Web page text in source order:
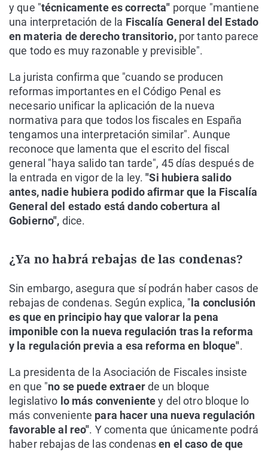
y que "técnicamente es correcta" porque "mantiene
una interpretación de la Fiscalía General del Estado
en materia de derecho transitorio, por tanto parece
que todo es muy razonable y previsible".
La jurista confirma que "cuando se producen
reformas importantes en el Código Penal es
necesario unificar la aplicación de la nueva
normativa para que todos los fiscales en España
tengamos una interpretación similar". Aunque
reconoce que lamenta que el escrito del fiscal
general "haya salido tan tarde", 45 días después de
la entrada en vigor de la ley."Si hubiera salido
antes, nadie hubiera podido afirmar que la Fiscalía
General del estado está dando cobertura al
Gobierno", dice.
¿Ya no habrá rebajas de las condenas?
Sin embargo, asegura que sí podrán haber casos de
rebajas de condenas. Según explica, " la conclusión
es que en principio hay que valorar la pena
imponible con la nueva regulación tras la reforma
y la regulación previa a esa reforma en bloque".
La presidenta de la Asociación de Fiscales insiste
en que "no se puede extraerde un bloque
legislativo lo más convenientey del otro bloque lo
más conveniente para hacer una nueva regulación
favorable al reo". Y comenta que únicamente podrá
haber rebajas de las condenasen el caso de que